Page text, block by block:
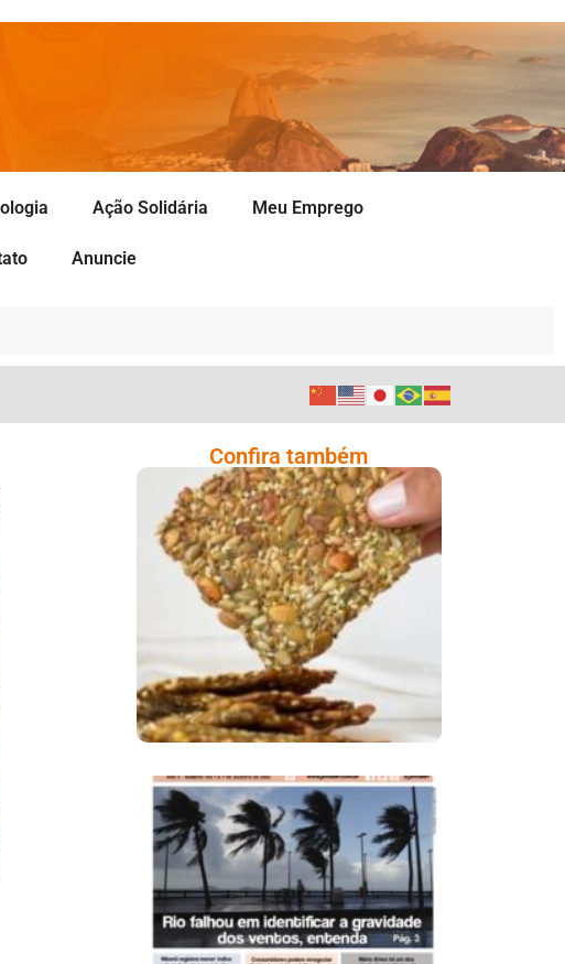
Ação Solidária Meu Emprego
Anuncie
Confira também
Comer Bem: Cracker
De Sementes
Ano X – Número 366
01 A 07 De Agosto De
2026